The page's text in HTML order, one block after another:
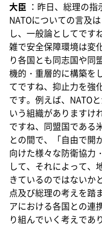
大臣 ：昨日、総理の
NATOについての言及
し、一般論としてです
雑で安全保障環境は変
り各国とも同志国や同
機的・重層的に構築を
てですね、抑止力を強
です。例えば、NATO
いう組織がありますけ
ですね、同盟国である
との間で、「自由で開
向けた様々な防衛協力
して、それによって、
きているのではないか
点及び総理の考えを踏
アにおける各国との連
り組んでいく考えであ